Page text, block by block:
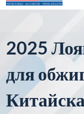
2025
для